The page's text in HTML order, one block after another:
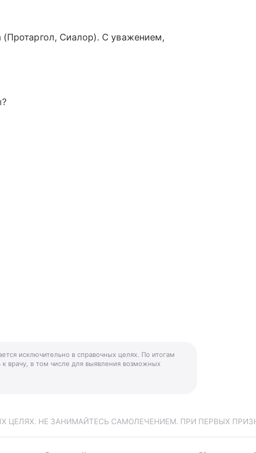
Сиалор). С уважением,
исключительно в справочных целях. По итогам
к врачу, в том числе для выявления возможных
НЕ ЗАНИМАЙТЕСЬ САМОЛЕЧЕНИЕМ. ПРИ ПЕРВЫХ